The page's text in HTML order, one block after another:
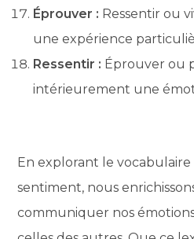
Éprouver : Ressentir ou
une expérience
Ressentir : Éprouver ou
intérieurement une
En explorant le vocabulaire
sentiment, nous
communiquer nos